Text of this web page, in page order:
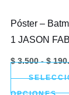
Póster –
1 JASON
$3.500 - $